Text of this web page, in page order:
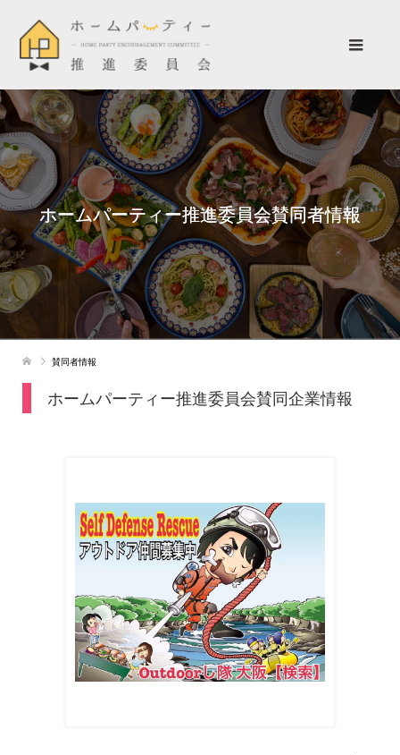
ホームパーティー推進委員会賛同者情報
賛同者情報
ホームパーティー推進委員会賛同企業情報